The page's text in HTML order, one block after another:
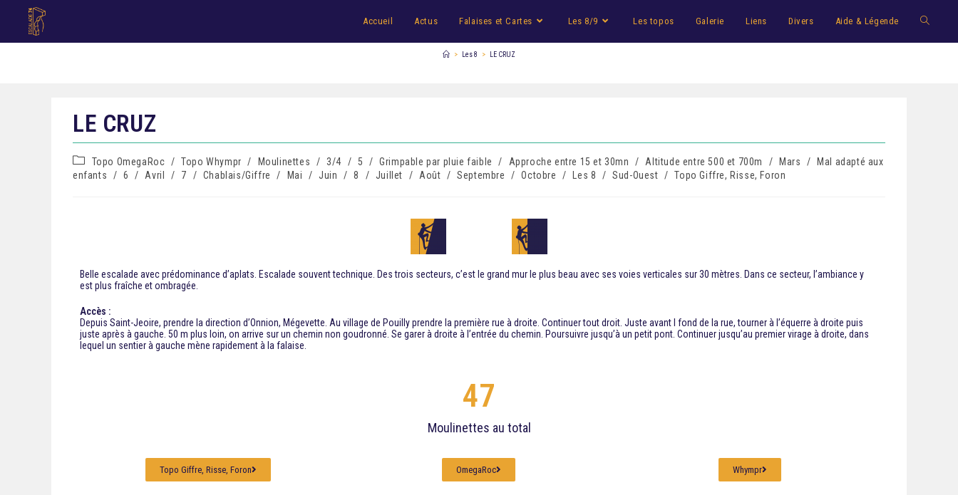
Accueil Actus Falaises et Cartes Les 8/9 Les topos Galerie Liens Divers Aide & Légende
> Les 8 > LE CRUZ
LE CRUZ
Topo OmegaRoc / Topo Whympr / Moulinettes / 3/4 / 5 / Grimpable par pluie faible / Approche entre 15 et 30mn / Altitude entre 500 et 700m / Mars /
Mal adapté aux
enfants
/ 6 / Avril / 7 / Chablais/Giffre / Mai / Juin / 8 / Juillet / Août / Septembre / Octobre / Les 8 / Sud-Ouest / Topo Giffre, Risse, Foron
Belle escalade avec prédominance d’aplats. Escalade souvent technique. Des trois secteurs, c’est le grand mur le plus beau avec ses voies verticales sur 30 mètres. Dans ce secteur, l’ambiance y
est plus fraîche et ombragée.
Accès :
Depuis Saint-Jeoire, prendre la direction d’Onnion, Mégevette. Au village de Pouilly prendre la première rue à droite. Continuer tout droit. Juste avant l fond de la rue, tourner à l’équerre à droite puis
juste après à gauche. 50 m plus loin, on arrive sur un chemin non goudronné. Se garer à droite à l’entrée du chemin. Poursuivre jusqu’à un petit pont. Continuer jusqu’au premier virage à droite, dans
lequel un sentier à gauche mène rapidement à la falaise.
Moulinettes au total
47
Topo Giffre, Risse, Foron OmegaRoc Whympr